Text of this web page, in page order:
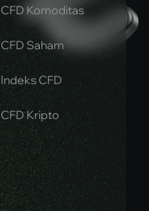
CFD Komoditas
CFD Saham
Indeks CFD
CFD Kripto